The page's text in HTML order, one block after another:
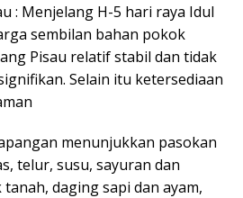
: Menjelang H-5 hari raya Idul
sembilan bahan pokok
Pisau relatif stabil dan tidak
Selain itu ketersediaan
menunjukkan pasokan
telur, susu, sayuran dan
daging sapi dan ayam,